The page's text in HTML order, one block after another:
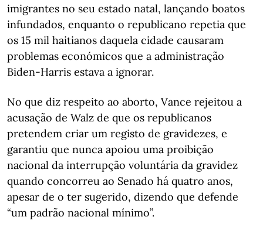
imigrantes no seu estado natal, lançando boatos
infundados, enquanto o republicano repetia que
os 15 mil haitianos daquela cidade causaram
problemas económicos que a administração
Biden-Harris estava a ignorar.
No que diz respeito ao aborto, Vance rejeitou a
acusação de Walz de que os republicanos
pretendem criar um registo de gravidezes, e
garantiu que nunca apoiou uma proibição
nacional da interrupção voluntária da gravidez
quando concorreu ao Senado há quatro anos,
apesar de o ter sugerido, dizendo que defende
“um padrão nacional mínimo”.